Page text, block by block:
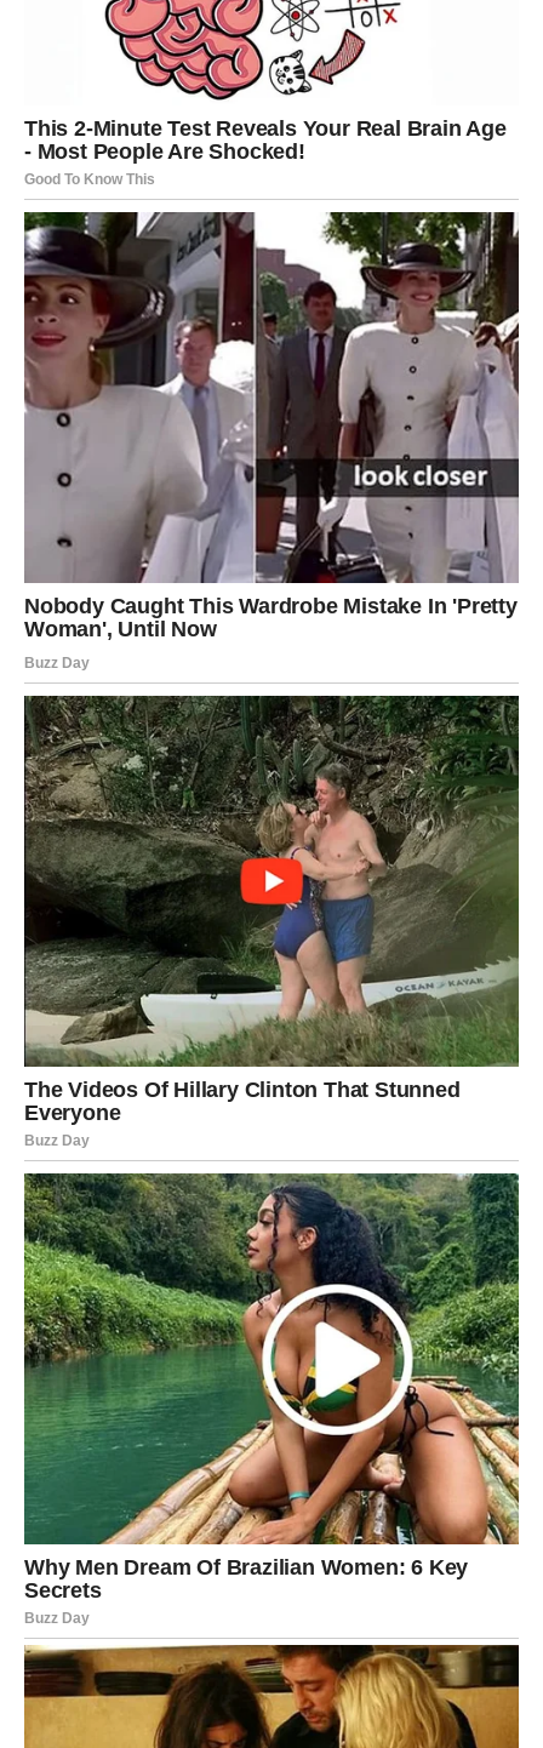
predloge i pružaće vam podršku.
Ako ste slobodni, jul donosi veoma zanimljiv susret.
To može biti osoba koju ćete upoznati potpuno slučajno,
na putovanju, preko prijatelja ili čak putem društvenih
mreža.
Osećanja će biti jaka od samog početka.
Zauzeti Lavovi ulaze u period kada će ponovo osetiti onu
iskru zbog koje su se zaljubili.
Finansije takođe kreću uzlaznom putanjom.
Neočekivani novac ili uspešno završen posao donose
veliko zadovoljstvo.
Ovo je mesec u kojem ćete shvatiti koliko vredite.
DEVICA – Sve ono što ste
strpljivo gradili konačno donosi
rezultate
Device su možda najviše radile tokom prethodnih meseci.
Mnogo truda, odricanja i strpljenja konačno će biti
nagrađeno.
Jul donosi potvrdu da se nijedan vaš napor nije izgubio.
Na poslu dolazi priznanje.
Neko će pohvaliti vaš rad, ponuditi vam bolju poziciju ili
vam poveriti važan zadatak koji otvara vrata velikom
napretku.
Ako ste bez posla, upravo tokom jula postoji velika
mogućnost da pronađete zaposlenje koje će vam doneti
sigurnost.
Ljubav takođe dobija potpuno novu dimenziju.
Slobodne Device privlače osobu koja ceni iskrenost i
stabilnost.
Ovaj odnos neće biti pun neizvesnosti već mira,
poverenja i međusobnog poštovanja.
Za zauzete Device dolazi period zajedničkih planova.
Mnogi će razgovarati o zajedničkom životu, selidbi ili
proširenju porodice.